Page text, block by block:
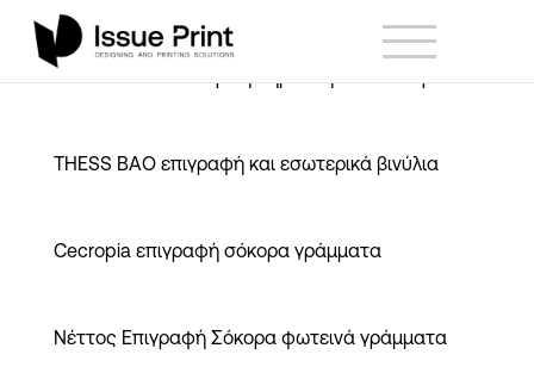
THESS BAO εσωτερική σήμανση PVC σόκορα
THESS BAO επιγραφή και εσωτερικά βινύλια
Cecropia επιγραφή σόκορα γράμματα
Νέττος Επιγραφή Σόκορα φωτεινά γράμματα